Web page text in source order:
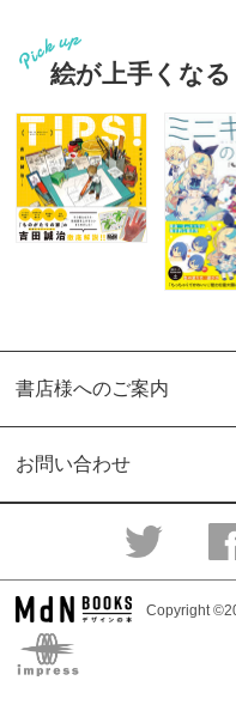
絵が上手くな
書店様へのご案内
お問い合わせ
Copyright